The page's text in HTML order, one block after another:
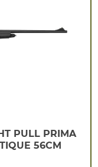
PULL PRIMA
56CM